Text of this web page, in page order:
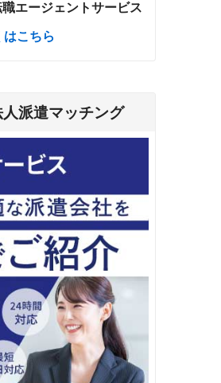
エージェントサービス
はこちら
人派遣マッチング